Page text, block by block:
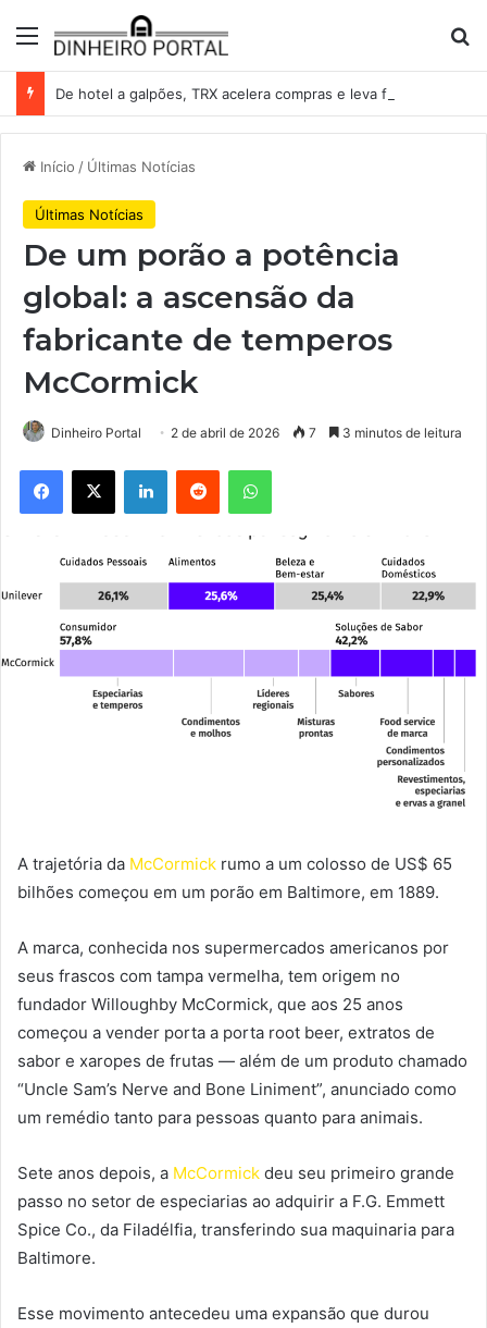
Menu
Início / Últimas Notícias
Últimas Notícias
De um porão a potência
global: a ascensão da
fabricante de temperos
McCormick
Dinheiro Portal 2 de abril de 2026 7 3 minutos de leitura
Facebook
X LinkedinReddit WhatsApp
A trajetória da McCormick rumo a um colosso de US$ 65
bilhões começou em um porão em Baltimore, em 1889.
A marca, conhecida nos supermercados americanos por
seus frascos com tampa vermelha, tem origem no
fundador Willoughby McCormick, que aos 25 anos
começou a vender porta a porta root beer, extratos de
sabor e xaropes de frutas — além de um produto chamado
“Uncle Sam’s Nerve and Bone Liniment”, anunciado como
um remédio tanto para pessoas quanto para animais.
Sete anos depois, a McCormick deu seu primeiro grande
passo no setor de especiarias ao adquirir a F.G. Emmett
Spice Co., da Filadélfia, transferindo sua maquinaria para
Baltimore.
Esse movimento antecedeu uma expansão que durou